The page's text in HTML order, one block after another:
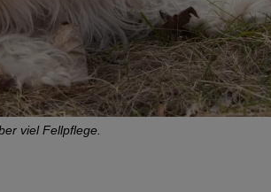
viel Fellpflege.